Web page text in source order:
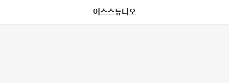
어스스튜디오